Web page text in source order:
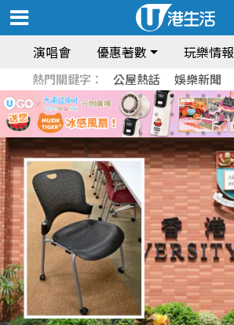
演唱會 優惠著數 玩樂情報
熱門關鍵字： 公屋熱話 娛樂新聞